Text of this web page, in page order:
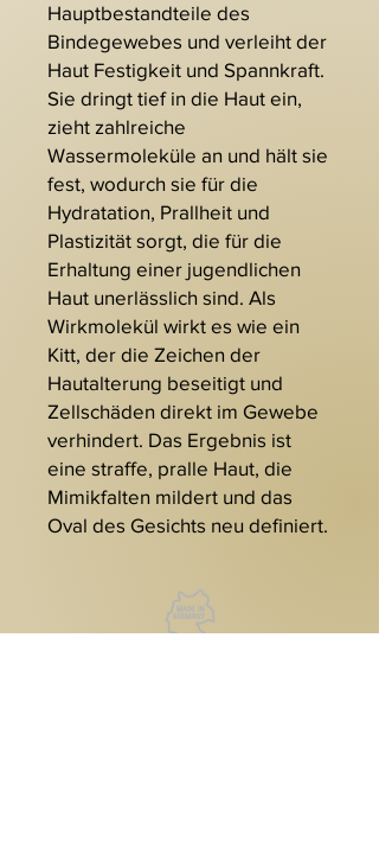
Hauptbestandteile des
Bindegewebes und verleiht der
Haut Festigkeit und Spannkraft.
Sie dringt tief in die Haut ein,
zieht zahlreiche
Wassermoleküle an und hält sie
fest, wodurch sie für die
Hydratation, Prallheit und
Plastizität sorgt, die für die
Erhaltung einer jugendlichen
Haut unerlässlich sind. Als
Wirkmolekül wirkt es wie ein
Kitt, der die Zeichen der
Hautalterung beseitigt und
Zellschäden direkt im Gewebe
verhindert. Das Ergebnis ist
eine straffe, pralle Haut, die
Mimikfalten mildert und das
Oval des Gesichts neu definiert.